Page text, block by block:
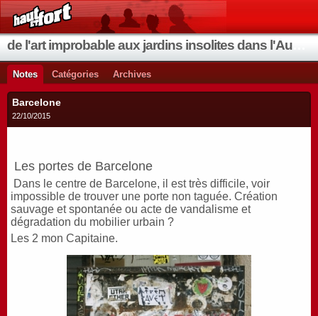
Notes Catégories Archives
Barcelone
22/10/2015
Les portes de Barcelone
Dans le centre de Barcelone, il est très difficile, voir
impossible de trouver une porte non taguée. Création
sauvage et spontanée ou acte de vandalisme et
dégradation du mobilier urbain ?
Les 2 mon Capitaine.